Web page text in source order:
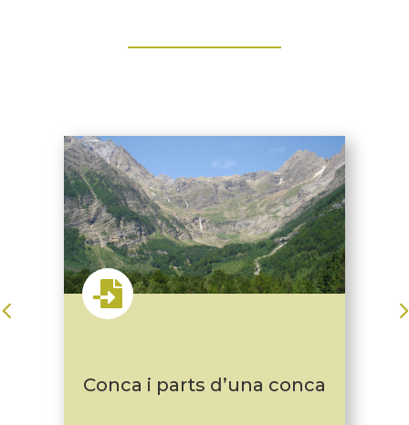

Conca i parts d’una conca